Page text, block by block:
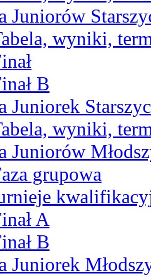
Juniorów
wyniki,
B
Juniorek
wyniki,
Juniorów
grupowa
A
B
Juniorek